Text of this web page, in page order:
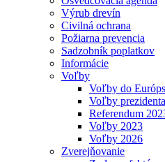
Výrub drevín
Civilná ochrana
Požiarna prevencia
Sadzobník poplatkov
Informácie
Voľby
Voľby do
Voľby
Referendum
Voľby 2023
Voľby 2026
Zverejňovanie